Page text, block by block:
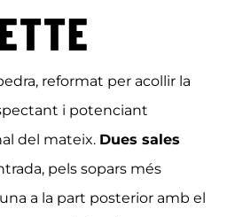
reformat per acollir la
i potenciant
del mateix. Dues sales
pels sopars més
a la part posterior amb el